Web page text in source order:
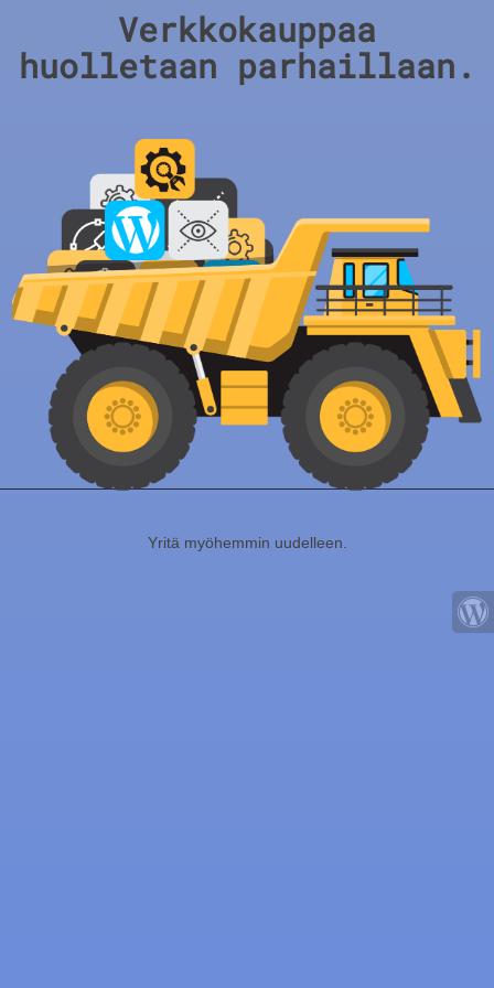
Verkkokauppaa
huolletaan parhaillaan.
Yritä myöhemmin uudelleen.